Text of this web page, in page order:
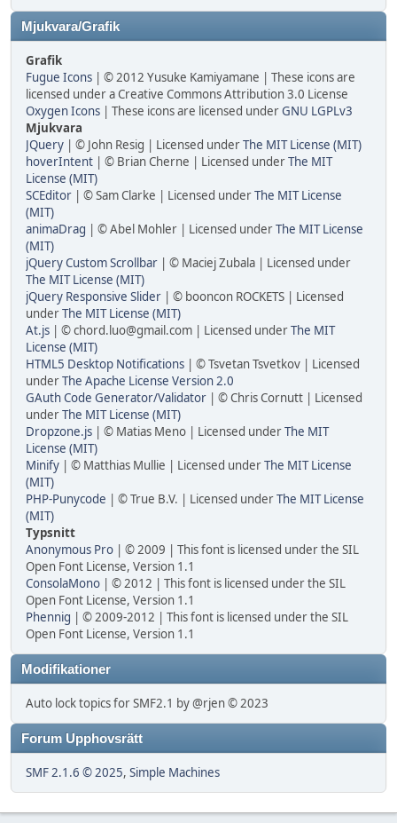
Mjukvara/Grafik
Grafik
Fugue Icons | © 2012 Yusuke Kamiyamane | These icons are
licensed under a Creative Commons Attribution 3.0 License
Oxygen Icons | These icons are licensed underGNU LGPLv3
Mjukvara
JQuery | © John Resig | Licensed underThe MIT License (MIT)
hoverIntent | © Brian Cherne | Licensed underThe MIT
License (MIT)
SCEditor | © Sam Clarke | Licensed underThe MIT License
(MIT)
animaDrag | © Abel Mohler | Licensed underThe MIT License
(MIT)
jQuery Custom Scrollbar | © Maciej Zubala | Licensed under
The MIT License (MIT)
jQuery Responsive Slider | © booncon ROCKETS | Licensed
underThe MIT License (MIT)
At.js | © chord.luo@gmail.com | Licensed underThe MIT
License (MIT)
HTML5 Desktop Notifications | © Tsvetan Tsvetkov | Licensed
underThe Apache License Version 2.0
GAuth Code Generator/Validator | © Chris Cornutt | Licensed
underThe MIT License (MIT)
Dropzone.js | © Matias Meno | Licensed underThe MIT
License (MIT)
Minify | © Matthias Mullie | Licensed underThe MIT License
(MIT)
PHP-Punycode | © True B.V. | Licensed underThe MIT License
(MIT)
Typsnitt
Anonymous Pro | © 2009 | This font is licensed under the SIL
Open Font License, Version 1.1
ConsolaMono | © 2012 | This font is licensed under the SIL
Open Font License, Version 1.1
Phennig | © 2009-2012 | This font is licensed under the SIL
Open Font License, Version 1.1
Modifikationer
Auto lock topics for SMF2.1 by @rjen © 2023
Forum Upphovsrätt
SMF 2.1.6 © 2025, Simple Machines